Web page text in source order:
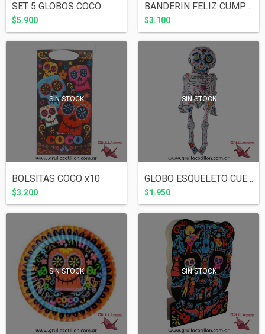
SET 5 GLOBOS COCO
$5.900
BANDERIN FELIZ CUMPLE COCO
$3.100
SIN STOCK
BOLSITAS COCO x10
$3.200
SIN STOCK
GLOBO ESQUELETO CUERPO ENTERO 90 cm
$1.950
SIN STOCK SIN STOCK